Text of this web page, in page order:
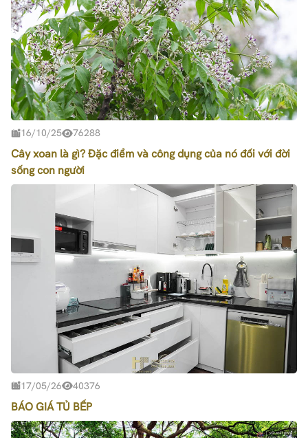
16/10/25 76288
Cây xoan là gì? Đặc điểm và công dụng của nó đối với đời
sống con người
17/05/26 40376
BÁO GIÁ TỦ BẾP